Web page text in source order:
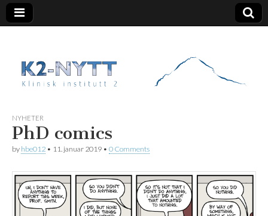
K2 Nytt
NYHETER
PhD comics
by hbe012 • 11. januar 2019 • 0 Comments